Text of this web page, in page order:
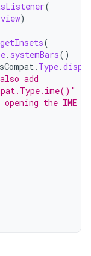
(
)
getInsets(
. systemBars()
. Type.
add
to
the IME